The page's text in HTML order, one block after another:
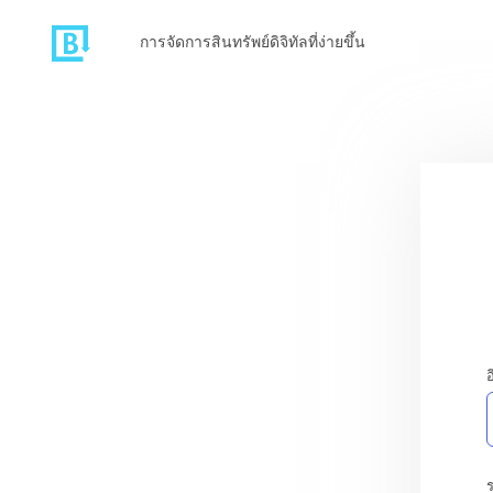
การจัดการสินทรัพย์ดิจิทัลที่ง่ายขึ้น